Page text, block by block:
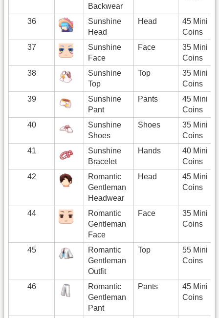
Backwear
36
Sunshine
Head
Head
45 Mini
Coins
37
Sunshine
Face
Face
35 Mini
Coins
38
Sunshine
Top
Top
35 Mini
Coins
39
Sunshine
Pant
Pants
45 Mini
Coins
40
Sunshine
Shoes
Shoes
35 Mini
Coins
41
Sunshine
Bracelet
Hands
40 Mini
Coins
42
Romantic
Gentleman
Headwear
Head
45 Mini
Coins
44
Romantic
Gentleman
Face
Face
35 Mini
Coins
45
Romantic
Gentleman
Outfit
Top
55 Mini
Coins
46
Romantic
Gentleman
Pant
Pants
45 Mini
Coins